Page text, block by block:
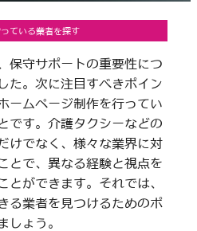
ている業者を探す
保守サポートの重要性につ
た。次に注目すべきポイン
ームページ制作を行ってい
です。介護タクシーなどの
けでなく、様々な業界に対
とで、異なる経験と視点を
とができます。それでは、
る業者を見つけるためのポ
しょう。